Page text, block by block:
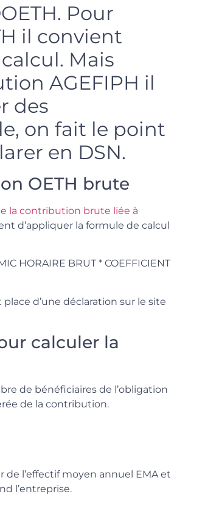
Pour
il convient
Mais
AGEFIPH il
des
on fait le point
en DSN.
OETH brute
la contribution brute liée à
d’appliquer la formule de calcul
HORAIRE BRUT * COEFFICIENT
d’une déclaration sur le site
calculer la
de bénéficiaires de l’obligation
de la contribution.
l’effectif moyen annuel EMA et
l’entreprise.